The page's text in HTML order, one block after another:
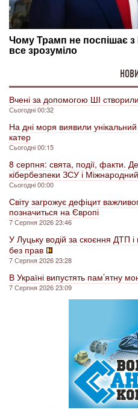
Вчені за допомогою ШІ
Сьогодні 00:32
На дні моря виявили
катер
Сьогодні 00:15
8 серпня: свята, події, факти.
кібербезпеки ЗСУ і
Сьогодні 00:00
Світу загрожує дефіцит
позначиться на Європі
7 Серпня 2026 23:46
У Луцьку водій за скоєння ДТП
без прав
7 Серпня 2026 23:28
В Україні випустять пам’ятну
7 Серпня 2026 23:09